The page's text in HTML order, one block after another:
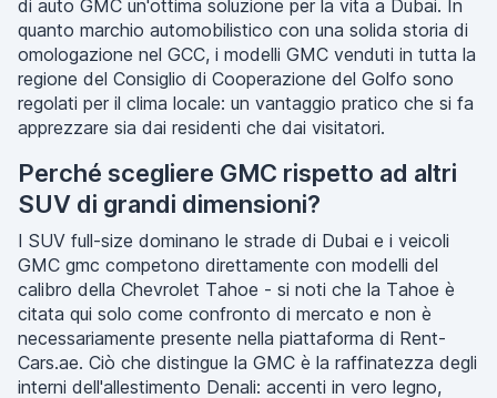
di auto GMC un'ottima soluzione per la vita a Dubai. In
quanto marchio automobilistico con una solida storia di
omologazione nel GCC, i modelli GMC venduti in tutta la
regione del Consiglio di Cooperazione del Golfo sono
regolati per il clima locale: un vantaggio pratico che si fa
apprezzare sia dai residenti che dai visitatori.
Perché scegliere GMC rispetto ad altri
SUV di grandi dimensioni?
I SUV full-size dominano le strade di Dubai e i veicoli
GMC gmc competono direttamente con modelli del
calibro della Chevrolet Tahoe - si noti che la Tahoe è
citata qui solo come confronto di mercato e non è
necessariamente presente nella piattaforma di Rent-
Cars.ae. Ciò che distingue la GMC è la raffinatezza degli
interni dell'allestimento Denali: accenti in vero legno,